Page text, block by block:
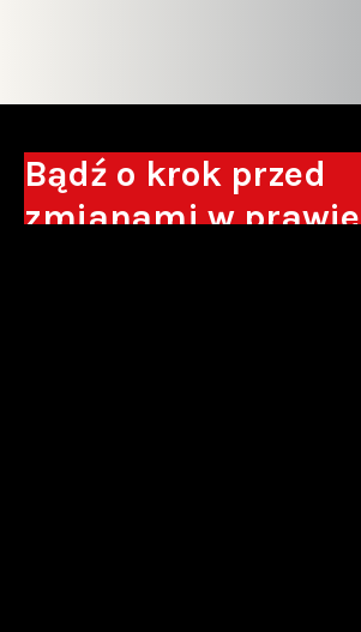
Bądź o krok przed
zmianami w prawie